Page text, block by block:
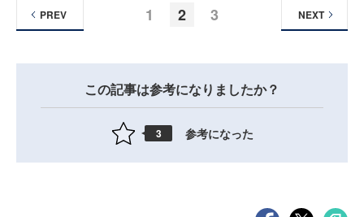
1 2 3
PREV NEXT
この記事は参考になりましたか？
3 参考になった